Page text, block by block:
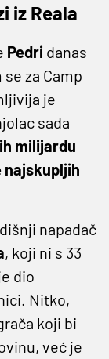
iz Reala
Pedri danas
za Camp
je
sada
milijardu
najskupljih
napadač
, koji ni s 33
dio
Nitko,
koji bi
već je